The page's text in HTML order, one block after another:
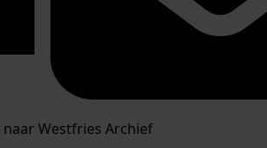
Westfries Archief